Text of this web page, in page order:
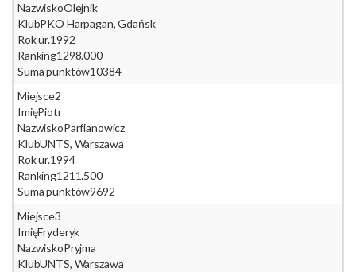
NazwiskoOlejnik
KlubPKO Harpagan, Gdańsk
Rok ur.1992
Ranking1298.000
Suma punktów10384
Miejsce2
ImięPiotr
NazwiskoParfianowicz
KlubUNTS, Warszawa
Rok ur.1994
Ranking1211.500
Suma punktów9692
Miejsce3
ImięFryderyk
NazwiskoPryjma
KlubUNTS, Warszawa